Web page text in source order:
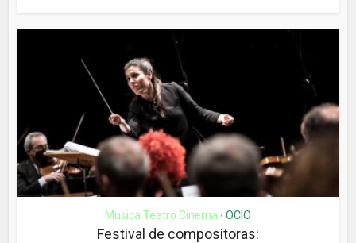
Musica Teatro Cinema • OCIO
Festival de compositoras: